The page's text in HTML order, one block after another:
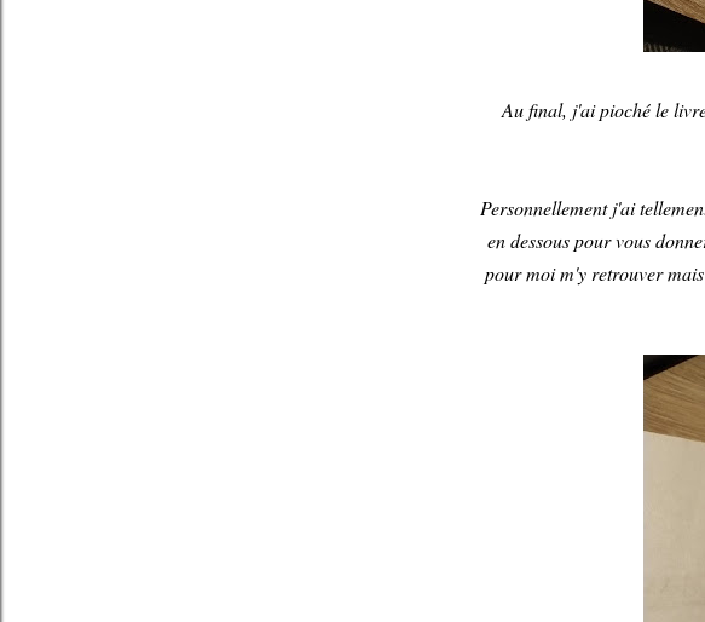
Au final, j'ai pioché le
Personnellement j'ai
en dessous pour vous
pour moi m'y retrouver